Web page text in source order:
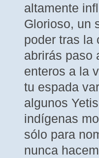
altamente
Glorioso, un
poder tras la
abrirás paso
enteros a la
tu espada
algunos
indígenas
sólo para
nunca